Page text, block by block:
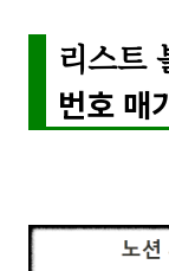
리스트
번호 매